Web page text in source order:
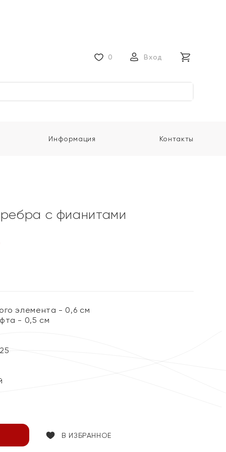
0 Вход
Информация Контакты
с фианитами
элемента - 0,6 см
- 0,5 см
В ИЗБРАННОЕ